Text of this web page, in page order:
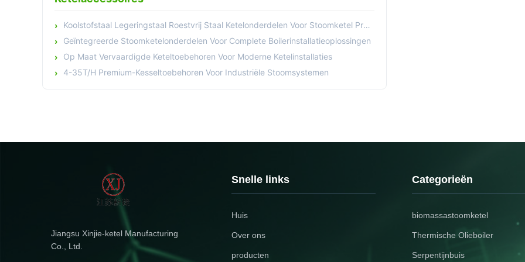
Koolstofstaal Legeringstaal Roestvrij Staal Ketelonderdelen Voor Stoomketel Prestatieverbetering
Geïntegreerde Stoomketelonderdelen Voor Complete Boilerinstallatieoplossingen
Op Maat Vervaardigde Keteltoebehoren Voor Moderne Ketelinstallaties
4-35T/H Premium-Kesseltoebehoren Voor Industriële Stoomsystemen
Jiangsu Xinjie-ketel Manufacturing
Co., Ltd.
Snelle links
Huis
Over ons
producten
Categorieën
biomassastoomketel
Thermische Olieboiler
Serpentijnbuis